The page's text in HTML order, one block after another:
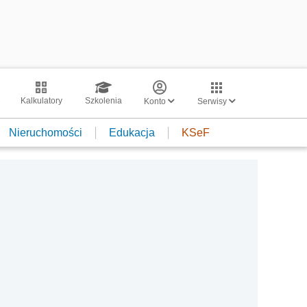
Kalkulatory Szkolenia Konto Serwisy
Nieruchomości Edukacja KSeF